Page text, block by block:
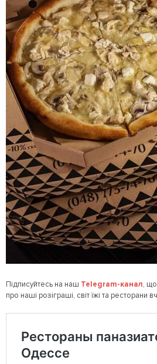
Підписуйтесь на наш Telegram-канал,
про наші розіграші, світ їжі та ресторани